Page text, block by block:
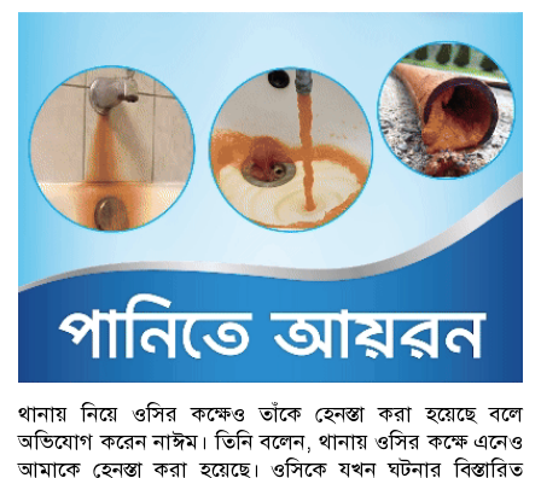
থানায় নিয়ে ওসির কক্ষেও তাঁকে হেনস্তা করা হয়েছে বলে
অভিযোগ করেন নাঈম। তিনি বলেন, থানায় ওসির কক্ষে এনেও
আমাকে হেনস্তা করা হয়েছে। ওসিকে যখন ঘটনার বিস্তারিত